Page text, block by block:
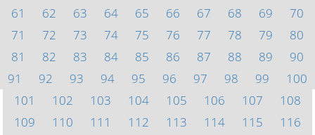
61
62 63 64 65 66 67 68 69
70
71
72 73 74 75 76 77 78 79
80
81
82 83 84 85 86 87 88 89
90
91
92 93 94 95 96 97 98 99
100
101
102 103 104 105 106 107
108
109
110 111 112 113 114 115
116